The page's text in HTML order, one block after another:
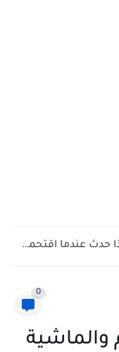
شاهد كيف يتغلب النمس على الكوبرا في مواجهة تعتمد على...
0
والماشية